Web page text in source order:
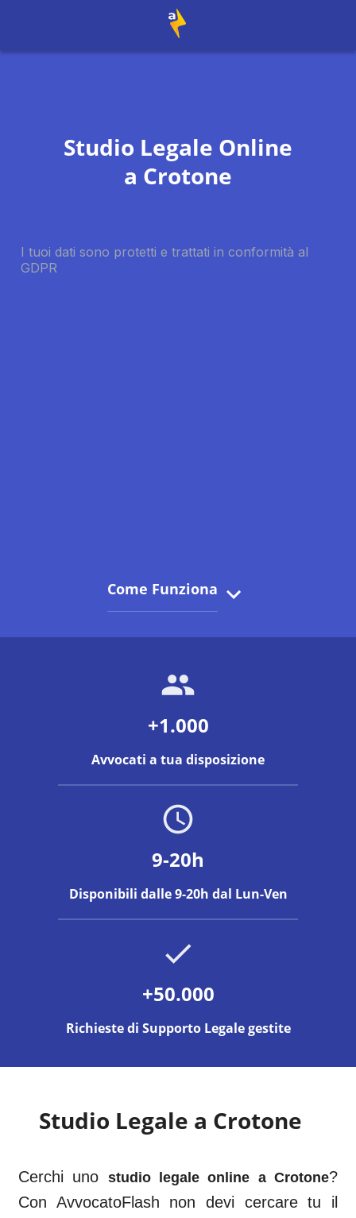
Studio Legale Online
a Crotone
Come Funziona
+1.000
Avvocati a tua disposizione
9-20h
Disponibili dalle 9-20h dal Lun-Ven
+50.000
Richieste di Supporto Legale gestite
Studio Legale a Crotone
Cerchi uno studio legale online aCrotone?
Con AvvocatoFlash non devi cercare tu il